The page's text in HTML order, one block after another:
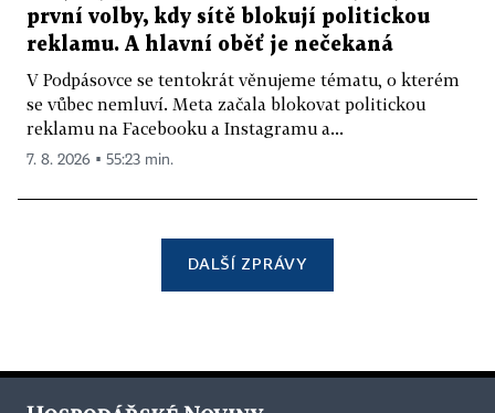
první volby, kdy sítě blokují politickou
reklamu. A hlavní oběť je nečekaná
V Podpásovce se tentokrát věnujeme tématu, o kterém
se vůbec nemluví. Meta začala blokovat politickou
reklamu na Facebooku a Instagramu a...
7. 8. 2026 ▪ 55:23 min.
DALŠÍ ZPRÁVY